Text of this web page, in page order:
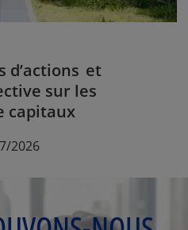
d’actions et
sur les
capitaux
2026